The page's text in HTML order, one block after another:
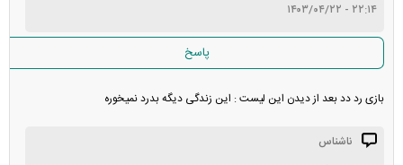
۲۲:۱۴ - ۱۴۰۳/۰۴/۲۲
پاسخ
بازی رد دد بعد از دیدن این لیست : این زندگی دیگه بدرد نمیخوره
ناشناس